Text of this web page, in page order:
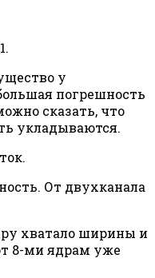
у
погрешность
сказать, что
укладываются.
От двухканала
хватало ширины и
8-ми ядрам уже